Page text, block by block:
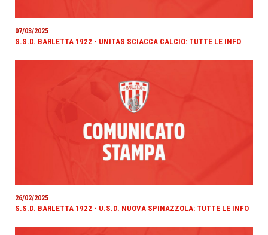
07/03/2025
S.S.D. BARLETTA 1922 - UNITAS SCIACCA CALCIO: TUTTE LE INFO
26/02/2025
S.S.D. BARLETTA 1922 - U.S.D. NUOVA SPINAZZOLA: TUTTE LE INFO